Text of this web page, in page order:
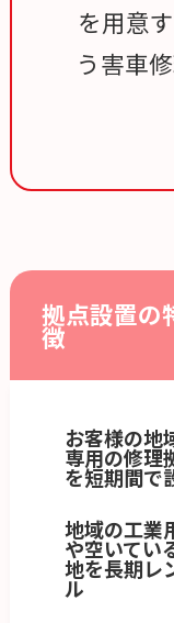
を用意
う害車
拠点設置の
徴
お客様の地
専用の修理
を短期間で
地域の工業
や空いてい
地を長期レ
ル